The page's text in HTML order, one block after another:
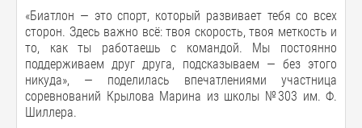
«Биатлон — это спорт, который развивает тебя со всех
сторон. Здесь важно всё: твоя скорость, твоя меткость и
то, как ты работаешь с командой. Мы постоянно
поддерживаем друг друга, подсказываем — без этого
никуда», — поделилась впечатлениями участница
соревнований Крылова Марина из школы №303 им. Ф.
Шиллера.